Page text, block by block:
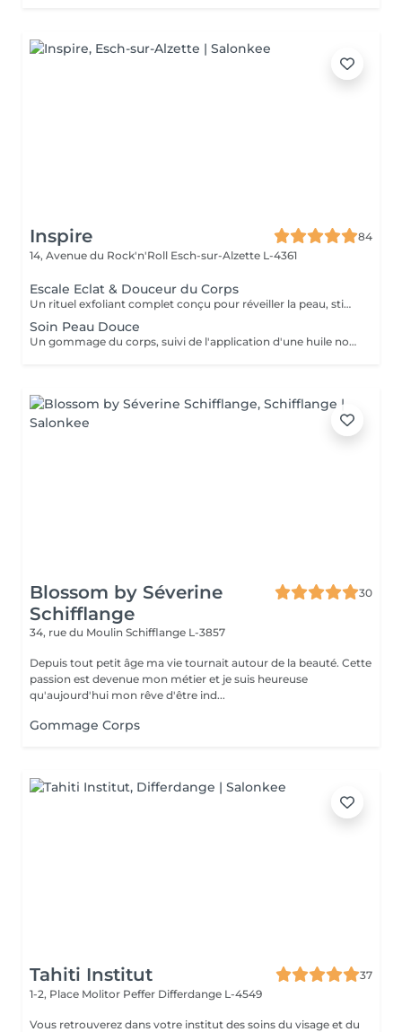
Inspire
84
14, Avenue du Rock'n'Roll Esch-sur-Alzette L-4361
Escale Eclat & Douceur du Corps
Un rituel exfoliant complet conçu pour réveiller la peau, stimuler les tissus et offrir une sensation de renouveau. Réalisé sur l'ensemble du corps, ce soin associe une exfoliation au Gotu Kola et aux actifs végétaux afin d'éliminer les cellules mortes, d'affiner le grain de peau et de favoriser le renouvellement cutané. Les gestes enveloppants stimulent également la microcirculation et procurent une sensation immédiate de légèreté. Après une douche, l'application d'un soin corps au Gotu Kola et au Lotus vient nourrir, assouplir et sublimer la peau tout en prolongeant les bienfaits du rituel. La peau retrouve douceur, éclat et confort, prête à accueillir les beaux jours et les expositions estivales. Une peau lumineuse, soyeuse et délicatement satinée pour briller tout l'été !
Soin Peau Douce
Un gommage du corps, suivi de l'application d'une huile nourrissante pour retrouver la douceur d'une peau de bébé.
Blossom by Séverine
Schifflange
30
34, rue du Moulin Schifflange L-3857
Depuis tout petit âge ma vie tournait autour de la beauté. Cette
passion est devenue mon métier et je suis heureuse
qu'aujourd'hui mon rêve d'être ind...
Gommage Corps
Tahiti Institut
37
1-2, Place Molitor Peffer Differdange L-4549
Vous retrouverez dans votre institut des soins du visage et du